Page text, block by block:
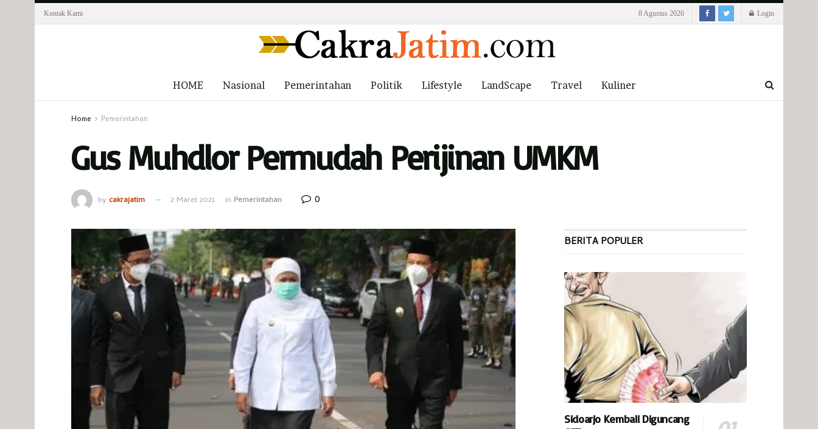
Kontak Kami 8 Agustus 2026 Login
HOME Nasional Pemerintahan Politik Lifestyle LandScape Travel Kuliner
Home Pemerintahan
Gus Muhdlor Permudah Perijinan UMKM
by cakrajatim 2 Maret 2021 in Pemerintahan 0
BERITA POPULER
Sidoarjo Kembali Diguncang